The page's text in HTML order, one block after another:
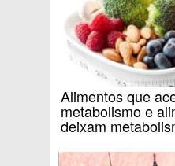
Alimentos que
metabolismo e
deixam